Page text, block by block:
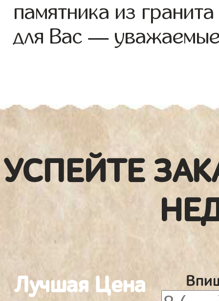
памятника из
для Вас —
УСПЕЙТЕ
Лучшая Цена